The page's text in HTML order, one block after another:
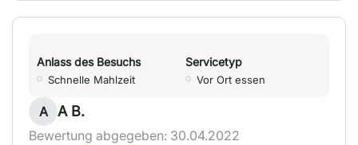
Anlass des Besuchs
Schnelle Mahlzeit
Servicetyp
Vor Ort essen
A A B.
Bewertung abgegeben: 30.04.2022